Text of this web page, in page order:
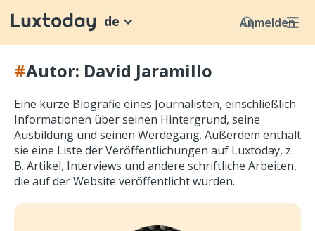
Anmelden
de
#Autor: David Jaramillo
Eine kurze Biografie eines Journalisten, einschließlich
Informationen über seinen Hintergrund, seine
Ausbildung und seinen Werdegang. Außerdem enthält
sie eine Liste der Veröffentlichungen auf Luxtoday, z.
B. Artikel, Interviews und andere schriftliche Arbeiten,
die auf der Website veröffentlicht wurden.